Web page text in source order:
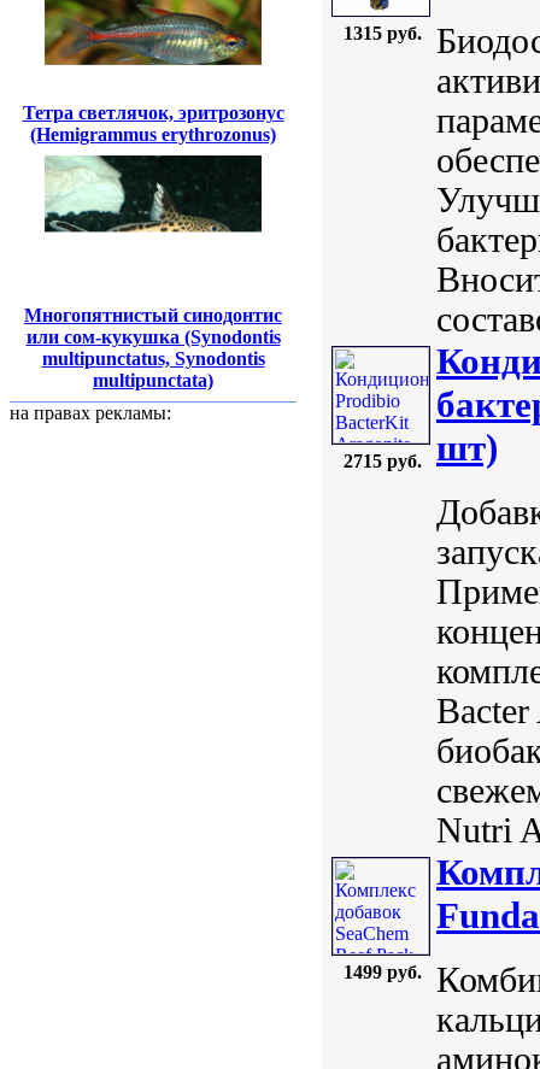
Тетра светлячок, эритрозонус
(Hemigrammus erythrozonus)
Многопятнистый синодонтис
или сом-кукушка (Synodontis
multipunctatus, Synodontis
multipunctata)
на правах рекламы:
1315 руб.
2715 руб.
шт)
Nutri
1499 руб.